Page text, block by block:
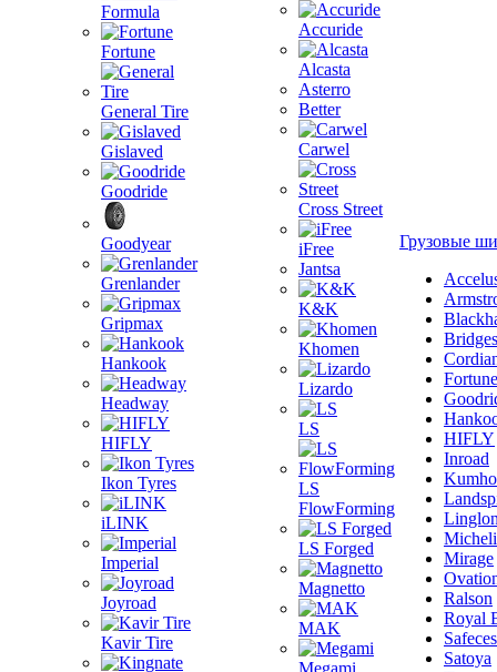
Formula
Fortune
General Tire
Gislaved
Goodride
Goodyear
Grenlander
Gripmax
Hankook
Headway
HIFLY
Ikon Tyres
iLINK
Imperial
Joyroad
Kavir Tire
Accuride
Alcasta
Asterro
Better
Carwel
Cross Street
iFree
Jantsa
K&K
Khomen
Lizardo
LS
LS
FlowForming
LS Forged
Magnetto
MAK
Megami
Грузовые
Fortune
HIFLY
Inroad
Kumho
Mirage
Ralson
Royal
Satoya